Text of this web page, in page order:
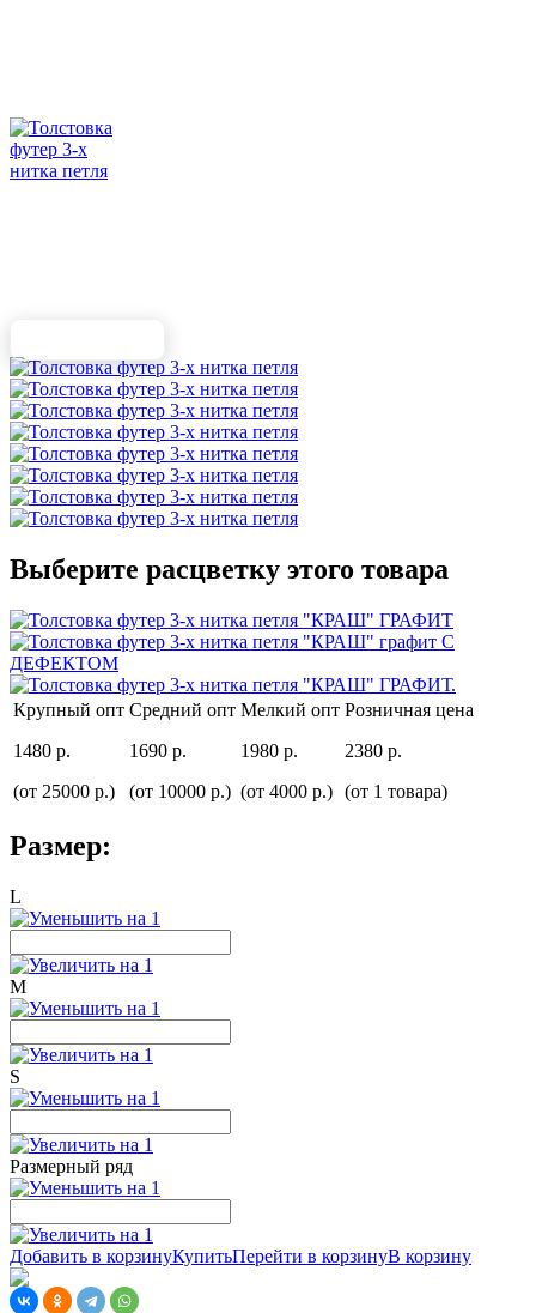
Выберите расцветку этого товара
Крупный опт
1480 р.
(от 25000 р.)
Средний опт
1690 р.
(от 10000 р.)
Мелкий опт
1980 р.
(от 4000 р.)
Розничная цена
2380 р.
(от 1 товара)
Размер:
L
M
S
Размерный ряд
Добавить в корзинуКупитьПерейти в корзинуВ корзину